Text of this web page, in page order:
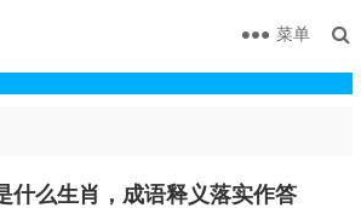
菜单
什么生肖，成语释义落实作答